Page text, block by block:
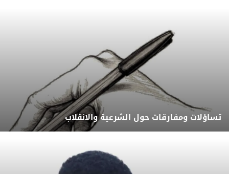
تساؤلات ومفارقات حول الشرعية والانقلاب